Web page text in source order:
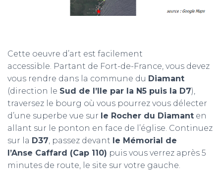
Cette oeuvre d’art est facilement
accessible. Partant de Fort-de-France, vous devez
vous rendre dans la commune du Diamant
(direction le Sud de l’Ile par la N5 puis la D7),
traversez le bourg où vous pourrez vous délecter
d’une superbe vue sur le Rocher du Diamant en
allant sur le ponton en face de l’église. Continuez
sur la D37, passez devant le Mémorial de
l’Anse Caffard (Cap 110) puis vous verrez après 5
minutes de route, le site sur votre gauche.